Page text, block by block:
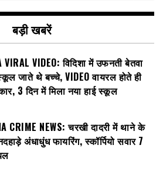
बड़ी खबरें
VIRAL VIDEO: विदिशा में उफनती बेतवा
जाते थे बच्चे, VIDEO वायरल होते ही
3 दिन में मिला नया हाई स्कूल
CRIME NEWS: चरखी दादरी में थाने के
अंधाधुंध फायरिंग, स्कॉर्पियो सवार 7